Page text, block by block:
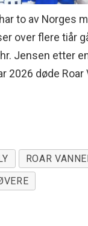
to av Norges
over flere tiår
Jensen etter
2026 døde Roar
ROAR